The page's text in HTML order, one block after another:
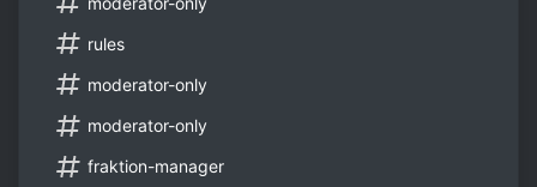
rules
moderator-only
moderator-only
fraktion-manager